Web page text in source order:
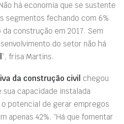
há economia que se sustente
segmentos fechando com 6%
construção em 2017. Sem
do setor não há
”, frisa Martins.
da construção civil chegou
sua capacidade instalada
potencial de gerar empregos
apenas 42%. “Há que fomentar